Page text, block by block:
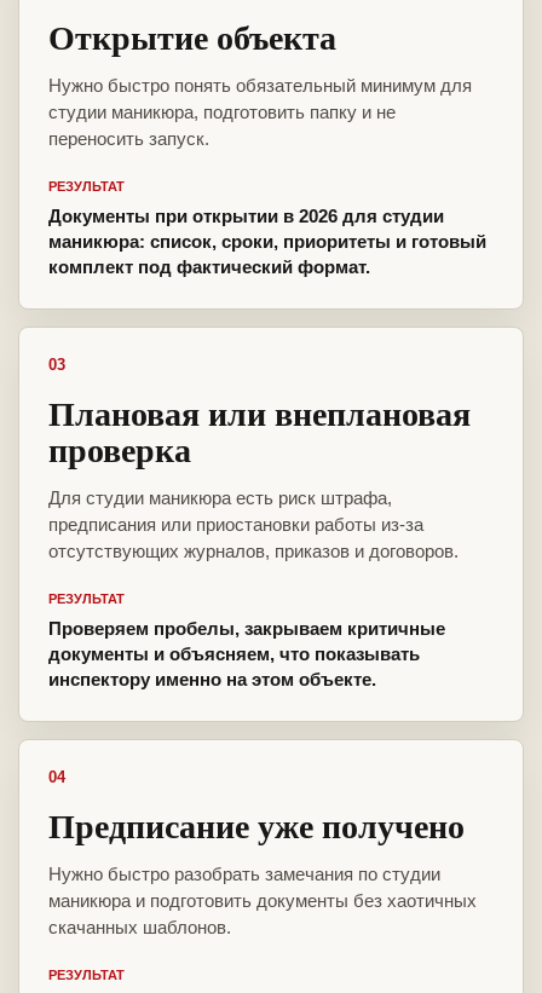
Открытие объекта
Нужно быстро понять обязательный минимум для
студии маникюра, подготовить папку и не
переносить запуск.
РЕЗУЛЬТАТ
Документы при открытии в 2026 для студии
маникюра: список, сроки, приоритеты и готовый
комплект под фактический формат.
03
Плановая или внеплановая
проверка
Для студии маникюра есть риск штрафа,
предписания или приостановки работы из-за
отсутствующих журналов, приказов и договоров.
РЕЗУЛЬТАТ
Проверяем пробелы, закрываем критичные
документы и объясняем, что показывать
инспектору именно на этом объекте.
04
Предписание уже получено
Нужно быстро разобрать замечания по студии
маникюра и подготовить документы без хаотичных
скачанных шаблонов.
РЕЗУЛЬТАТ